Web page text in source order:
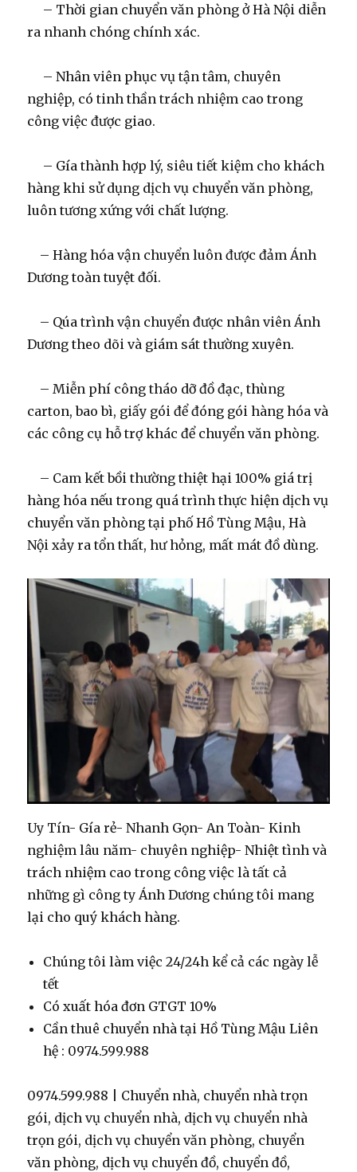
– Thời gian chuyển văn phòng ở Hà Nội diễn
ra nhanh chóng chính xác.
– Nhân viên phục vụ tận tâm, chuyên
nghiệp, có tinh thần trách nhiệm cao trong
công việc được giao.
– Gía thành hợp lý, siêu tiết kiệm cho khách
hàng khi sử dụng dịch vụ chuyển văn phòng,
luôn tương xứng với chất lượng.
– Hàng hóa vận chuyển luôn được đảm Ánh
Dương toàn tuyệt đối.
– Qúa trình vận chuyển được nhân viên Ánh
Dương theo dõi và giám sát thường xuyên.
– Miễn phí công tháo dỡ đồ đạc, thùng
carton, bao bì, giấy gói để đóng gói hàng hóa và
các công cụ hỗ trợ khác để chuyển văn phòng.
– Cam kết bồi thường thiệt hại 100% giá trị
hàng hóa nếu trong quá trình thực hiện dịch vụ
chuyển văn phòng tại phố Hồ Tùng Mậu, Hà
Nội xảy ra tổn thất, hư hỏng, mất mát đồ dùng.
Uy Tín- Gía rẻ- Nhanh Gọn- An Toàn- Kinh
nghiệm lâu năm- chuyên nghiệp- Nhiệt tình và
trách nhiệm cao trong công việc là tất cả
những gì công ty Ánh Dương chúng tôi mang
lại cho quý khách hàng.
Chúng tôi làm việc 24/24h kể cả các ngày lễ
tết
Có xuất hóa đơn GTGT 10%
Cần thuê chuyển nhà tại Hồ Tùng Mậu Liên
hệ : 0974.599.988
0974.599.988 | Chuyển nhà, chuyển nhà trọn
gói, dịch vụ chuyển nhà, dịch vụ chuyển nhà
trọn gói, dịch vụ chuyển văn phòng, chuyển
văn phòng, dịch vụ chuyển đồ, chuyển đồ,